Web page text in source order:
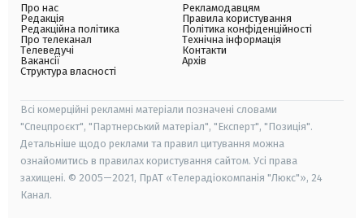
Про нас
Редакція
Редакційна політика
Про телеканал
Телеведучі
Вакансії
Структура власності
Рекламодавцям
Правила користування
Політика конфіденційності
Технічна інформація
Контакти
Архів
Всі комерційні рекламні матеріали позначені словами
"Спецпроєкт", "Партнерський матеріал", "Експерт", "Позиція".
Детальніше щодо реклами та правил цитування можна
ознайомитись в правилах користування сайтом. Усі права
захищені. © 2005—2021, ПрАТ «Телерадіокомпанія "Люкс"», 24
Канал.